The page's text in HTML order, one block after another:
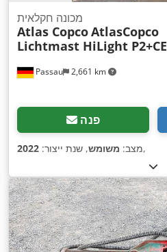
Passau 2,661 km
מכונה חקלאית
Atlas CopcoAtlasCopco
Lichtmast HiLight P2+CE
פנה
מצב: משומש, שנת ייצור: 2022 ,